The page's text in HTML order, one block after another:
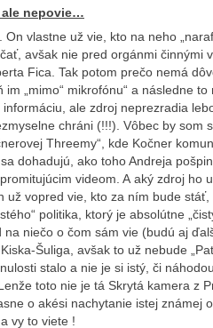
ale nepovie…
On vlastne už vie, kto na neho
avšak nie pred orgánmi činnými
Fica. Tak potom prečo nemá
„mimo“ mikrofónu“ a následne
ale zdroj neprezradia
chráni (!!!). Vôbec by som
Threemy“, kde Kočner
dohadujú, ako toho Andreja
videom. A aký zdroj ho
už vopred vie, kto za ním bude
politika, ktorý je absolútne
niečo o čom sám vie (budú aj
Šuliga, avšak to už nebude
stalo a nie je si istý, či
toto nie je tá Skrytá kamera z
o akési nachytanie istej známej
vy to viete !